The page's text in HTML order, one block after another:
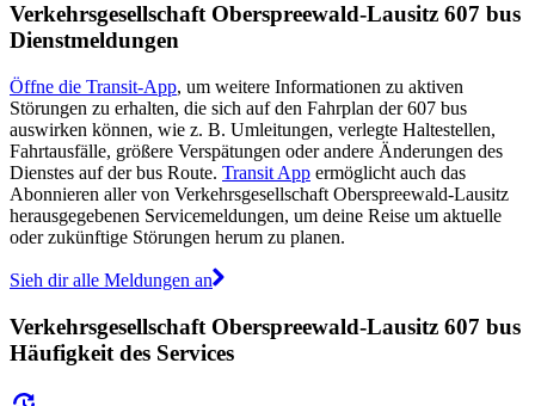
Verkehrsgesellschaft Oberspreewald-Lausitz 607 bus
Dienstmeldungen
Öffne die Transit-App, um weitere Informationen zu aktiven
Störungen zu erhalten, die sich auf den Fahrplan der 607 bus
auswirken können, wie z. B. Umleitungen, verlegte Haltestellen,
Fahrtausfälle, größere Verspätungen oder andere Änderungen des
Dienstes auf der bus Route. Transit App ermöglicht auch das
Abonnieren aller von Verkehrsgesellschaft Oberspreewald-Lausitz
herausgegebenen Servicemeldungen, um deine Reise um aktuelle
oder zukünftige Störungen herum zu planen.
Sieh dir alle Meldungen an
Verkehrsgesellschaft Oberspreewald-Lausitz 607 bus
Häufigkeit des Services